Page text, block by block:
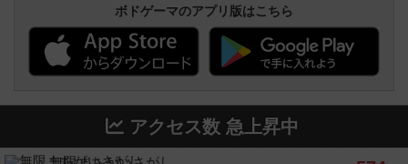
ボドゲーマのアプリ版はこちら
アクセス数 急上昇中